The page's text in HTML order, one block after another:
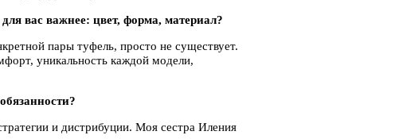
вас важнее: цвет, форма, материал?
пары туфель, просто не существует.
уникальность каждой модели,
и дистрибуции. Моя сестра Иления